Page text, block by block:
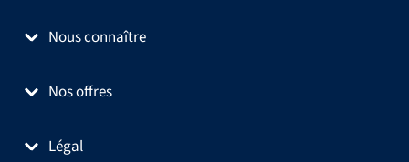
Nous connaître
Nos offres
Légal